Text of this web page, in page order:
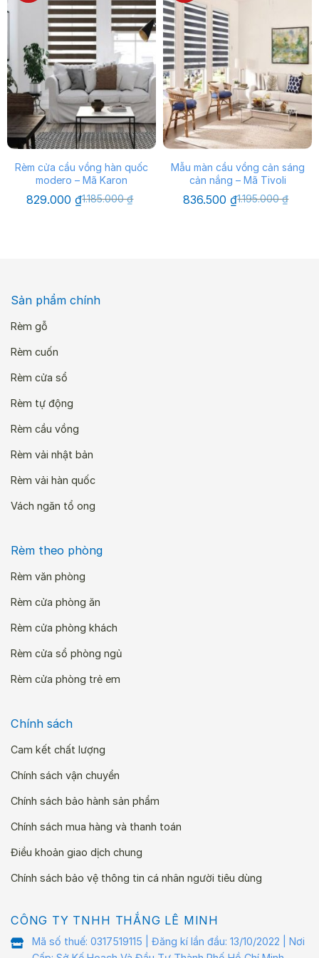
Rèm cửa cầu vồng hàn quốc
modero – Mã Karon
1.185.000₫
Giá
gốc
829.000₫Giá
hiện
Mẫu màn cầu vồng cản sáng
cản nắng – Mã Tivoli
1.195.000₫
Giá
836.500₫Giá
Sản phẩm chính
Rèm gỗ
Rèm cuốn
Rèm cửa sổ
Rèm tự động
Rèm cầu vồng
Rèm vải nhật bản
Rèm vải hàn quốc
Vách ngăn tổ ong
Rèm theo phòng
Rèm văn phòng
Rèm cửa phòng ăn
Rèm cửa phòng khách
Rèm cửa sổ phòng ngủ
Rèm cửa phòng trẻ em
Chính sách
Cam kết chất lượng
Chính sách vận chuyển
Chính sách bảo hành sản phẩm
Chính sách mua hàng và thanh toán
Điều khoản giao dịch chung
Chính sách bảo vệ thông tin cá nhân người tiêu dùng
CÔNG TY TNHH THẮNG LÊ MINH
Mã số thuế: 0317519115 | Đăng kí lần đầu: 13/10/2022 | Nơi